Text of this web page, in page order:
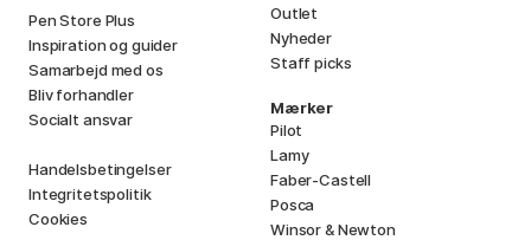
Pen Store Plus
Inspiration og guider
Samarbejd med os
Bliv forhandler
Socialt ansvar
Handelsbetingelser
Integritetspolitik
Cookies
Outlet
Nyheder
Staff picks
Mærker
Pilot
Lamy
Faber-Castell
Posca
Winsor & Newton